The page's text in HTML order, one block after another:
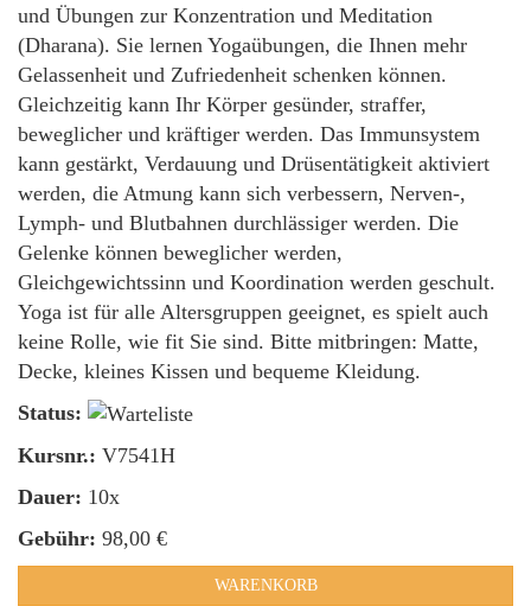
und Übungen zur Konzentration und Meditation
(Dharana). Sie lernen Yogaübungen, die Ihnen mehr
Gelassenheit und Zufriedenheit schenken können.
Gleichzeitig kann Ihr Körper gesünder, straffer,
beweglicher und kräftiger werden. Das Immunsystem
kann gestärkt, Verdauung und Drüsentätigkeit aktiviert
werden, die Atmung kann sich verbessern, Nerven-,
Lymph- und Blutbahnen durchlässiger werden. Die
Gelenke können beweglicher werden,
Gleichgewichtssinn und Koordination werden geschult.
Yoga ist für alle Altersgruppen geeignet, es spielt auch
keine Rolle, wie fit Sie sind. Bitte mitbringen: Matte,
Decke, kleines Kissen und bequeme Kleidung.
Status:
Kursnr.: V7541H
Dauer: 10x
Gebühr: 98,00 €
WARENKORB